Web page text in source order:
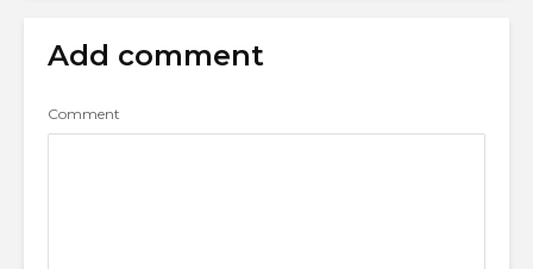
Add comment
Comment